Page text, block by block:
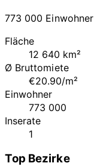
773 000 Einwohner
Fläche
12 640 km²
Ø Bruttomiete
€20.90/m²
Einwohner
773 000
Inserate
1
Top Bezirke